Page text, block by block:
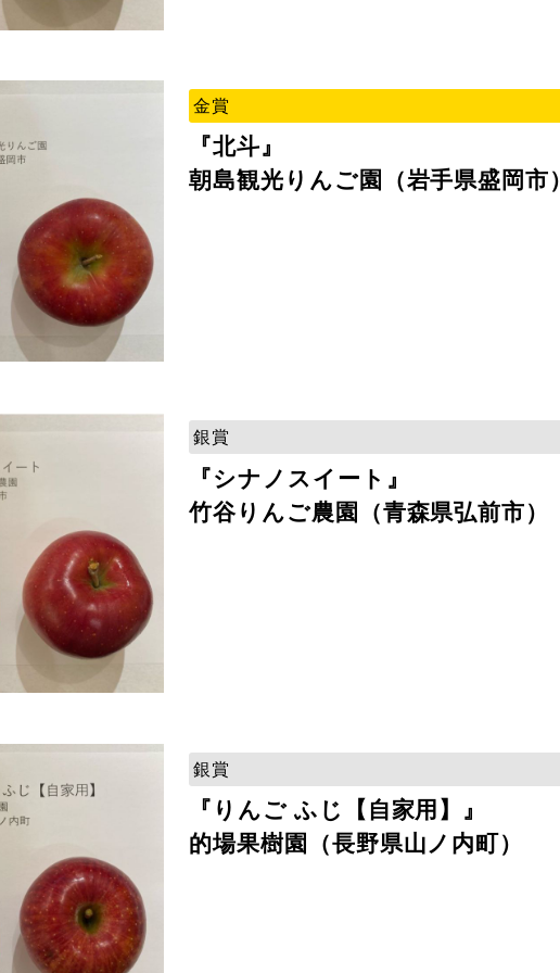
金賞
『北斗』
朝島観光りんご園（岩手県盛岡市
銀賞
『シナノスイート』
竹谷りんご農園（青森県弘前市）
銀賞
『りんご ふじ【自家用】』
的場果樹園（長野県山ノ内町）